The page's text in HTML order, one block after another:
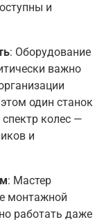
и
: Оборудование
важно
один станок
колес —
и
: Мастер
монтажной
работать даже